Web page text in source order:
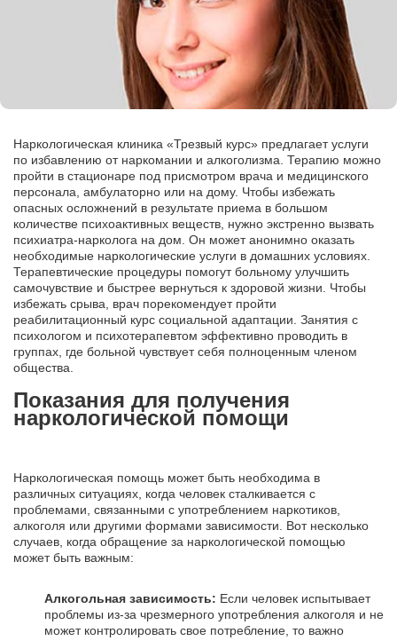
Наркологическая клиника «Трезвый курс» предлагает услуги
по избавлению от наркомании и алкоголизма. Терапию можно
пройти в стационаре под присмотром врача и медицинского
персонала, амбулаторно или на дому. Чтобы избежать
опасных осложнений в результате приема в большом
количестве психоактивных веществ, нужно экстренно вызвать
психиатра-нарколога на дом. Он может анонимно оказать
необходимые наркологические услуги в домашних условиях.
Терапевтические процедуры помогут больному улучшить
самочувствие и быстрее вернуться к здоровой жизни. Чтобы
избежать срыва, врач порекомендует пройти
реабилитационный курс социальной адаптации. Занятия с
психологом и психотерапевтом эффективно проводить в
группах, где больной чувствует себя полноценным членом
общества.
Показания для получения
наркологической помощи
Наркологическая помощь может быть необходима в
различных ситуациях, когда человек сталкивается с
проблемами, связанными с употреблением наркотиков,
алкоголя или другими формами зависимости. Вот несколько
случаев, когда обращение за наркологической помощью
может быть важным:
Алкогольная зависимость: Если человек испытывает
проблемы из-за чрезмерного употребления алкоголя и не
может контролировать свое потребление, то важно